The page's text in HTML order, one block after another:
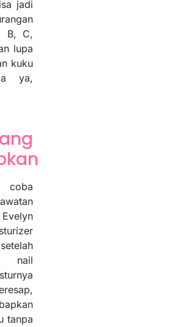
jadi
B, C,
lupa
kuku
ya,
nail
tanpa